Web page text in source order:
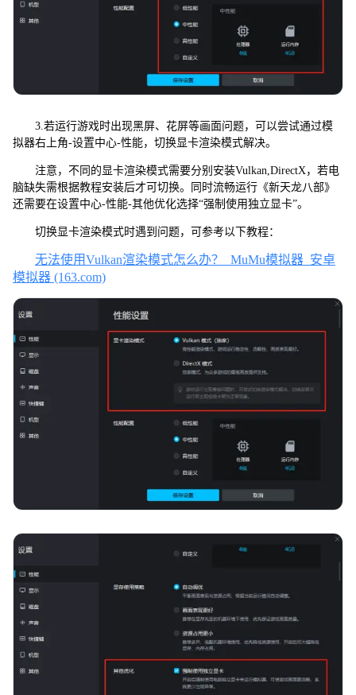
3.若运行游戏时出现黑屏、花屏等画面问题，可以尝试通过模
拟器右上角-设置中心-性能，切换显卡渲染模式解决。
注意，不同的显卡渲染模式需要分别安装Vulkan,DirectX，若电
脑缺失需根据教程安装后才可切换。同时流畅运行《新天龙八部》
还需要在设置中心-性能-其他优化选择“强制使用独立显卡”。
切换显卡渲染模式时遇到问题，可参考以下教程：
无法使用Vulkan渲染模式怎么办？_MuMu模拟器_安卓
模拟器 (163.com)